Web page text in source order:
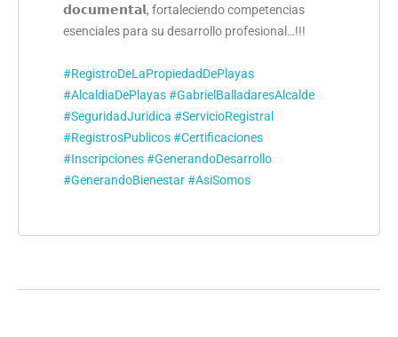
𝗱𝗼𝗰𝘂𝗺𝗲𝗻𝘁𝗮𝗹, fortaleciendo competencias
esenciales para su desarrollo profesional…!!!
#RegistroDeLaPropiedadDePlayas
#AlcaldiaDePlayas#GabrielBalladaresAlcalde
#SeguridadJuridica #ServicioRegistral
#RegistrosPublicos#Certificaciones
#Inscripciones#GenerandoDesarrollo
#GenerandoBienestar#AsiSomos